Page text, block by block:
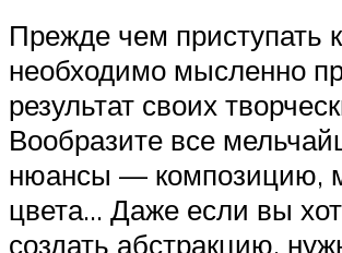
Прежде чем приступать
необходимо мысленно
результат своих
Вообразите все
нюансы — композицию,
цвета… Даже если вы
создать абстракцию,